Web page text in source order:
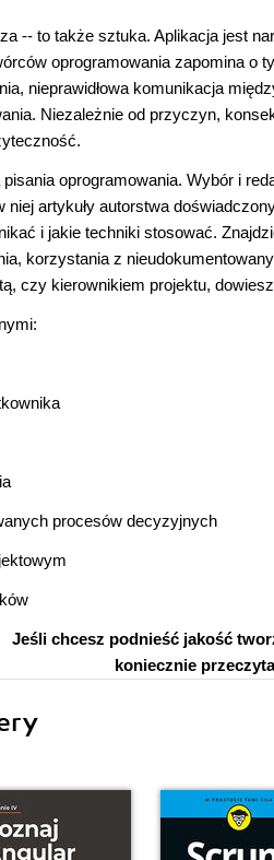
-- to także sztuka. Aplikacja jest
oprogramowania zapomina o
nieprawidłowa komunikacja
Niezależnie od przyczyn,
oprogramowania. Wybór i
artykuły autorstwa
i jakie techniki stosować.
korzystania z
czy kierownikiem projektu,
procesów decyzyjnych
Jeśli chcesz podnieść jakość
koniecznie